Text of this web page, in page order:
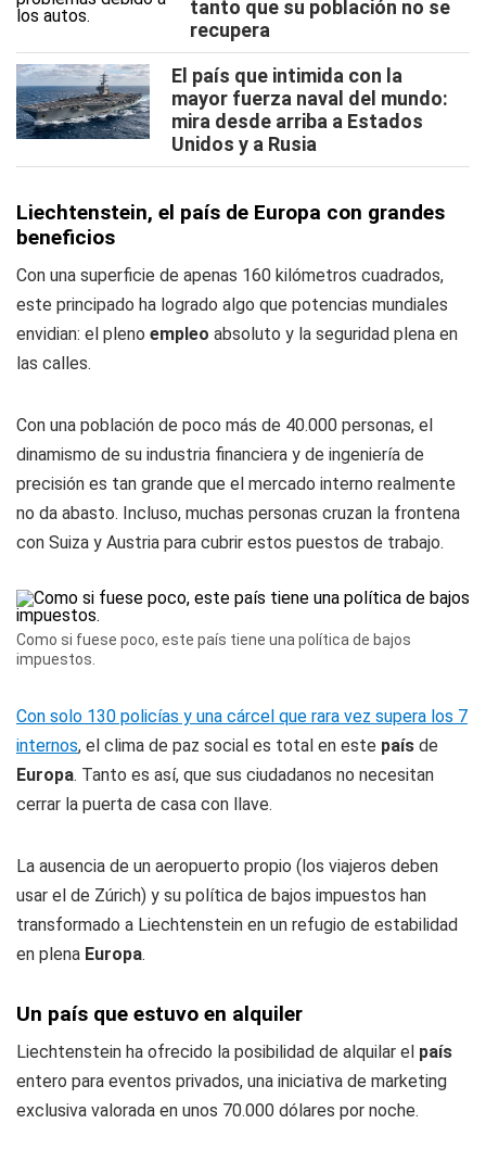
tanto que su población no se
recupera
El país que intimida con la
mayor fuerza naval del mundo:
mira desde arriba a Estados
Unidos y a Rusia
Liechtenstein, el país de Europa con grandes
beneficios
Con una superficie de apenas 160 kilómetros cuadrados,
este principado ha logrado algo que potencias mundiales
envidian: el pleno empleo absoluto y la seguridad plena en
las calles.
Con una población de poco más de 40.000 personas, el
dinamismo de su industria financiera y de ingeniería de
precisión es tan grande que el mercado interno realmente
no da abasto. Incluso, muchas personas cruzan la frontena
con Suiza y Austria para cubrir estos puestos de trabajo.
Como si fuese poco, este país tiene una política de bajos
impuestos.
Con solo 130 policías y una cárcel que rara vez supera los 7
internos, el clima de paz social es total en este país de
Europa. Tanto es así, que sus ciudadanos no necesitan
cerrar la puerta de casa con llave.
La ausencia de un aeropuerto propio (los viajeros deben
usar el de Zúrich) y su política de bajos impuestos han
transformado a Liechtenstein en un refugio de estabilidad
en plena Europa.
Un país que estuvo en alquiler
Liechtenstein ha ofrecido la posibilidad de alquilar el país
entero para eventos privados, una iniciativa de marketing
exclusiva valorada en unos 70.000 dólares por noche.